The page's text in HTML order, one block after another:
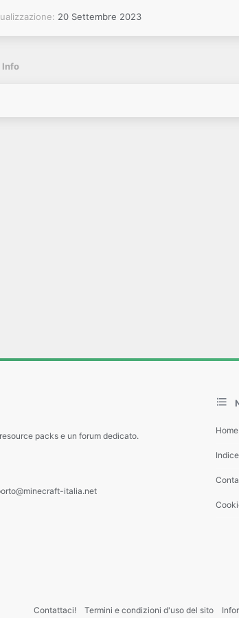
20 Settembre 2023
Info
packs e un forum dedicato.
italia.net
Home
Contattaci! Termini e condizioni d'uso del sito